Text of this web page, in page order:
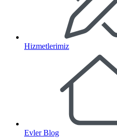
Hizmetlerimiz
Evler Blog